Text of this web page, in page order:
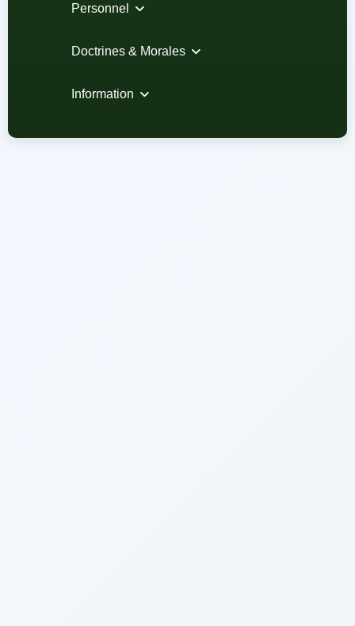
Personnel
Doctrines & Morales
Information